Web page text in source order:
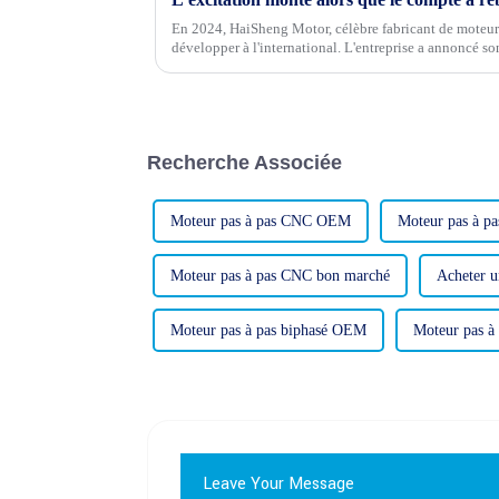
En 2024, HaiSheng Motor, célèbre fabricant de
développer à l'international. L'entreprise a annoncé
Recherche Associée
Moteur pas à pas CNC OEM Moteur pas à
Moteur pas à pas CNC bon marché Acheter
Moteur pas à pas biphasé OEM Moteur pas à
Leave Your Message